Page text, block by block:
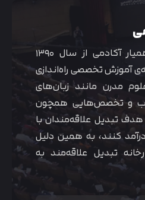
موسسه‌ی آموزشی همیار آکادمی از سال ۱۳۹۰
آموزش تخصصی راه‌اندازی
مدرن مانند زبان‌های
و تخصص‌هایی همچون
تبدیل علاقه‌مندان با
کنند، به همین دلیل
تبدیل علاقه‌مند به